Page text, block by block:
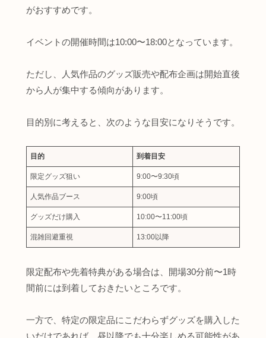
がおすすめです。
イベントの開催時間は10:00〜18:00となっています。
ただし、人気作品のグッズ販売や配布企画は開始直後
から人が集中する傾向があります。
目的別に考えると、次のような目安になりそうです。
目的 到着目安
限定グッズ狙い 9:00〜9:30頃
人気作品ブース 9:00頃
グッズだけ購入 10:00〜11:00頃
混雑回避重視 13:00以降
限定配布や先着特典がある場合は、開場30分前〜1時
間前には到着しておきたいところです。
一方で、特定の限定品にこだわらずグッズを購入した
いだけであれば、昼以降でも十分楽しめる可能性があ